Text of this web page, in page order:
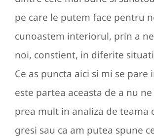
pe care le putem face pentru
cunoastem interiorul, prin a
noi, constient, in diferite
Ce as puncta aici si mi se
este partea aceasta de a nu
prea mult in analiza de teama
gresi sau ca am putea spune